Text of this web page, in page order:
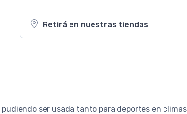
Retirá en nuestras tiendas
ser usada tanto para deportes en climas